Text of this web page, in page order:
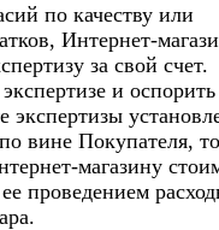
по качеству или
Интернет-
за свой счет.
и оспорить
экспертизы
вине Покупателя, то
магазину
проведением